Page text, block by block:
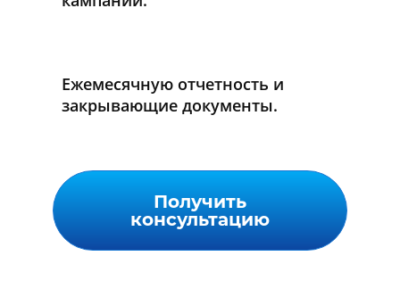
Ежемесячную отчетность и
закрывающие документы.
Получить
консультацию